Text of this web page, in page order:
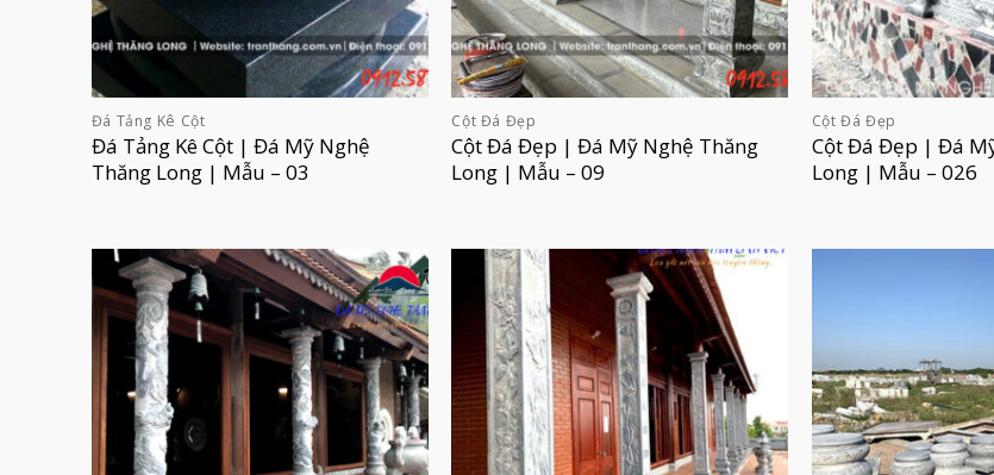
Đá Tảng Kê Cột
Đá Tảng Kê Cột | Đá Mỹ Nghệ
Thăng Long | Mẫu – 03
Cột Đá Đẹp
Cột Đá Đẹp | Đá Mỹ Nghệ Thăng
Long | Mẫu – 09
Cột Đá Đẹp
Cột Đá Đẹp | Đá
Long | Mẫu – 026